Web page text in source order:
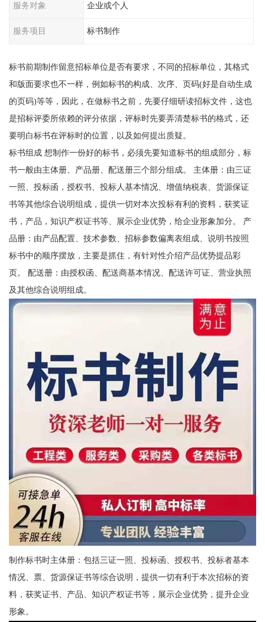
服务对象 企业或个人
服务项目 标书制作
标书前期制作留意招标单位是否有要求，不同的招标单位，其格式
和版面要求也不一样，例如标书的构成、次序、页码(好是自动生成
的页码)等等，因此，在做标书之前，先要仔细研读招标文件，这也
是招标评委所依赖的评分依据，评标时先要弄清楚标书的格式，还
要明白标书在评标时的位置，以及如何提出质疑。
标书组成 想制作一份好的标书，必须先要知道标书的组成部分，标
书一般由主体册、产品册、配送册三个部分组成。 主体册：由三证
一照、投标函，授权书、投标人基本情况、增值纳税表、货源保证
书等其他综合说明组成，提供一切对本次投标有利的资料，获奖证
书，产品，知识产权证书等、展示企业优势，给企业形象加分。 产
品册：由产品配置、技术参数、招标参数偏离表组成、说明书按照
标书中的顺序摆放，主要是抓住，有针对性介绍产品优势提品彩
页。 配送册：由授权函、配送商基本情况、配送许可证、营业执照
及其他综合说明组成。
制作标书时主体册：包括三证一照、投标函、授权书、投标者基本
情况、票、货源保证书等综合说明，提供一切有利于本次招标的资
料，获奖证书、产品、知识产权证书等，展示企业优势，提升企业
形象。